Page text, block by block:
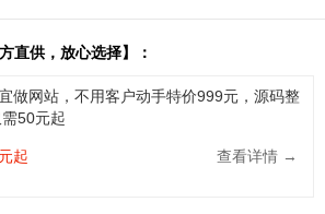
直供，放心选择】：
做网站，不用客户动手特价999元，源码整
50元起
起 查看详情 →